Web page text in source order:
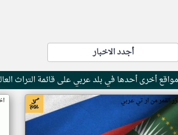
أجدد الاخبار
أخرى أحدها في بلد عربي على قائمة التراث
القمر من ار تي عربي